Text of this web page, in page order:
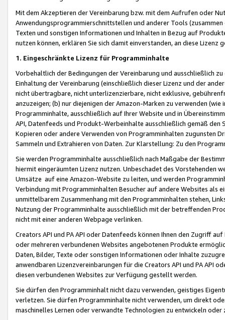
Mit dem Akzeptieren der Vereinbarung bzw. mit dem Aufrufen oder
Anwendungsprogrammierschnittstellen und anderer Tools (zusammen
Texten und sonstigen Informationen und Inhalten in Bezug auf
nutzen können, erklären Sie sich damit einverstanden, an diese Lizenz
1. Eingeschränkte Lizenz für Programminhalte
Vorbehaltlich der Bedingungen der Vereinbarung und ausschließlich
Einhaltung der Vereinbarung (einschließlich dieser Lizenz und der
nicht übertragbare, nicht unterlizenzierbare, nicht exklusive,
anzuzeigen; (b) nur diejenigen der Amazon-Marken zu verwenden
Programminhalte, ausschließlich auf Ihrer Website und in
API, Datenfeeds und Produkt-Werbeinhalte ausschließlich gemäß
Kopieren oder andere Verwenden von Programminhalten zugunsten
Sammeln und Extrahieren von Daten. Zur Klarstellung: Zu den
Sie werden Programminhalte ausschließlich nach Maßgabe der
hiermit eingeräumten Lizenz nutzen. Unbeschadet des Vorstehenden
Umsätze auf eine Amazon-Website zu leiten, und werden
Verbindung mit Programminhalten Besucher auf andere Websites als
unmittelbarem Zusammenhang mit den Programminhalten stehen,
Nutzung der Programminhalte ausschließlich mit der betreffenden
nicht mit einer anderen Webpage verlinken.
Creators API und PA API oder Datenfeeds können Ihnen den Zugriff
oder mehreren verbundenen Websites angebotenen Produkte
Daten, Bilder, Texte oder sonstigen Informationen oder Inhalte
anwendbaren Lizenzvereinbarungen für die Creators API und PA API
diesen verbundenen Websites zur Verfügung gestellt werden.
Sie dürfen den Programminhalt nicht dazu verwenden, geistiges
verletzen. Sie dürfen Programminhalte nicht verwenden, um direkt
maschinelles Lernen oder verwandte Technologien zu entwickeln